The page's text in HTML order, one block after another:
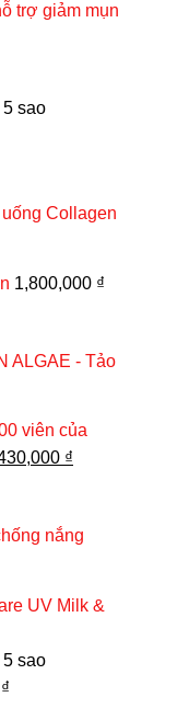
trợ giảm mụn
5 sao
Collagen
1,800,000 ₫
ALGAE - Tảo
viên của
₫.
₫
là:
nắng
UV Milk &
5 sao
₫